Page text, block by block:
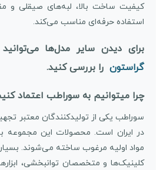
کیفیت ساخت بالا، لبه‌های صیقلی و
استفاده حرفه‌ای مناسب می‌کند.
برای دیدن سایر مدل‌ها
گراستون را بررسی کنید.
چرا میتوانیم به سوراطب اعتماد
سوراطب یکی از تولیدکنندگان معتبر
در ایران است. محصولات این مجموعه با
مواد اولیه مرغوب ساخته می‌شوند.
کلینیک‌ها و متخصصان توانبخشی،